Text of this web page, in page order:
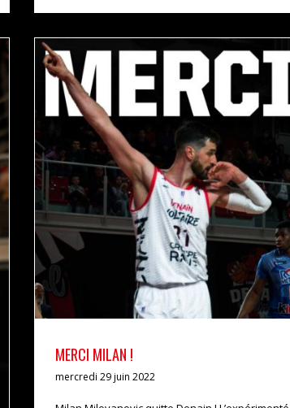
MERCI MILAN !
actualités pro b
MERCI MILAN !
mercredi 29 juin 2022